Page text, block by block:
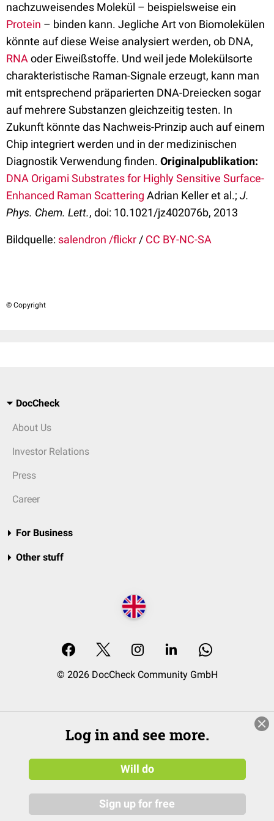
nachzuweisendes Molekül – beispielsweise ein
Protein – binden kann. Jegliche Art von Biomolekülen
könnte auf diese Weise analysiert werden, ob DNA,
RNA oder Eiweißstoffe. Und weil jede Molekülsorte
charakteristische Raman-Signale erzeugt, kann man
mit entsprechend präparierten DNA-Dreiecken sogar
auf mehrere Substanzen gleichzeitig testen. In
Zukunft könnte das Nachweis-Prinzip auch auf einem
Chip integriert werden und in der medizinischen
Diagnostik Verwendung finden. Originalpublikation:
DNA Origami Substrates for Highly Sensitive Surface-
Enhanced Raman Scattering Adrian Keller et al.; J.
Phys. Chem. Lett., doi: 10.1021/jz402076b, 2013
Bildquelle: salendron /flickr / CC BY-NC-SA
© Copyright
DocCheck
About Us
Investor Relations
Press
Career
For Business
Other stuff
© 2026 DocCheck Community GmbH
Log in and see more.
Will do
Sign up for free